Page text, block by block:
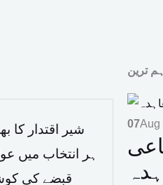
شیر اقتدار کا
ہر انتخاب میں
قبضے کی
اہم ترین
07Aug